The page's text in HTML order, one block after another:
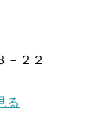
－２２
る